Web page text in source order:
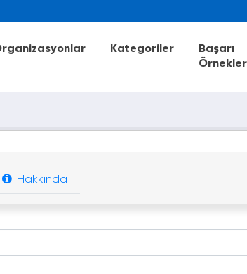
Kategoriler
Başarı
Hakkında